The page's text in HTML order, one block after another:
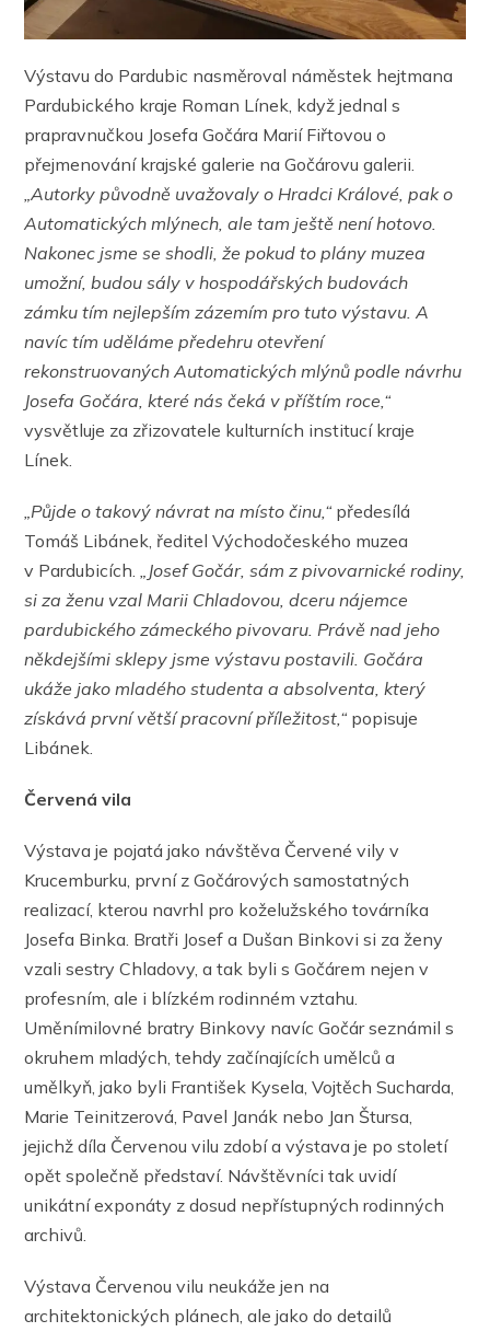
Výstavu do Pardubic nasměroval náměstek hejtmana
Pardubického kraje Roman Línek, když jednal s
prapravnučkou Josefa Gočára Marií Fiřtovou o
přejmenování krajské galerie na Gočárovu galerii.
„Autorky původně uvažovaly o Hradci Králové, pak o
Automatických mlýnech, ale tam ještě není hotovo.
Nakonec jsme se shodli, že pokud to plány muzea
umožní, budou sály v hospodářských budovách
zámku tím nejlepším zázemím pro tuto výstavu. A
navíc tím uděláme předehru otevření
rekonstruovaných Automatických mlýnů podle návrhu
Josefa Gočára, které nás čeká v příštím roce,“
vysvětluje za zřizovatele kulturních institucí kraje
Línek.
„Půjde o takový návrat na místo činu,“ předesílá
Tomáš Libánek, ředitel Východočeského muzea
v Pardubicích.
„Josef Gočár, sám z pivovarnické rodiny,
si za ženu vzal Marii Chladovou, dceru nájemce
pardubického zámeckého pivovaru. Právě nad jeho
někdejšími sklepy jsme výstavu postavili. Gočára
ukáže jako mladého studenta a absolventa, který
získává první větší pracovní příležitost,“ popisuje
Libánek.
Červená vila
Výstava je pojatá jako návštěva Červené vily v
Krucemburku, první z Gočárových samostatných
realizací, kterou navrhl pro koželužského továrníka
Josefa Binka. Bratři Josef a Dušan Binkovi si za ženy
vzali sestry Chladovy, a tak byli s Gočárem nejen v
profesním, ale i blízkém rodinném vztahu.
Uměnímilovné bratry Binkovy navíc Gočár seznámil s
okruhem mladých, tehdy začínajících umělců a
umělkyň, jako byli František Kysela, Vojtěch Sucharda,
Marie Teinitzerová, Pavel Janák nebo Jan Štursa,
jejichž díla Červenou vilu zdobí a výstava je po století
opět společně představí. Návštěvníci tak uvidí
unikátní exponáty z dosud nepřístupných rodinných
archivů.
Výstava Červenou vilu neukáže jen na
architektonických plánech, ale jako do detailů